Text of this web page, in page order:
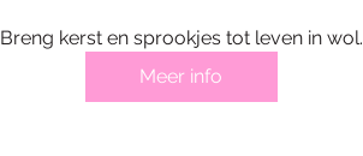
Breng kerst en sprookjes tot leven in wol.
Meer info